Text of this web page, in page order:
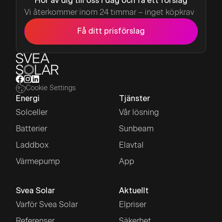
Vi återkommer inom 24 timmar – inget köpkrav
Få ditt prisförslag
Cookie Settings
Energi
Solceller
Batterier
Laddbox
Värmepump
Tjänster
Vår lösning
Sunbeam
Elavtal
App
Svea Solar
Varför Svea Solar
Aktuellt
Elpriser